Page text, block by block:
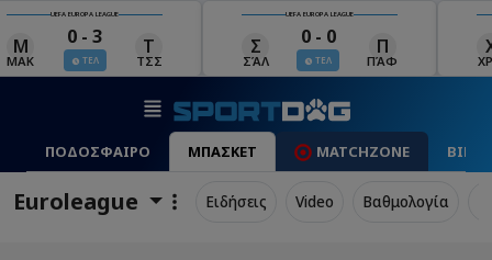
UEFA EUROPA LEAGUE
Σ
ΣΆΛ
0 - 0
ΤΕΛ
Π
ΠΆΦ
UEFA EUROPA LEAGUE
Χ
ΧΡΆ
0 - 1
ΤΕΛ
Μ
ΜΠΕ
ΠΟΔΟΣΦΑΙΡΟ ΜΠΑΣΚΕΤ MATCHZONE
Euroleague Ειδήσεις Video Βαθμολογία